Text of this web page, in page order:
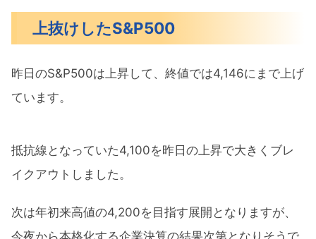
上抜けしたS&P500
昨日のS&P500は上昇して、終値では4,146にまで上げ
ています。
抵抗線となっていた4,100を昨日の上昇で大きくブレ
イクアウトしました。
次は年初来高値の4,200を目指す展開となりますが、